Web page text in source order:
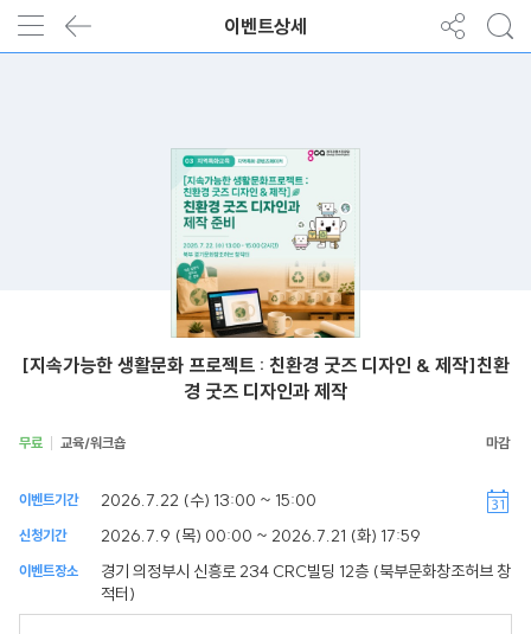
이벤트상세
[지속가능한 생활문화 프로젝트 : 친환경 굿즈 디자인 & 제작]친환
경 굿즈 디자인과 제작
무료 교육/워크숍
이벤트기간 2026.7.22 (수) 13:00 ~ 15:00
신청기간 2026.7.9 (목) 00:00 ~ 2026.7.21 (화) 17:59
이벤트장소
경기 의정부시 신흥로 234 CRC빌딩 12층 (북부문화창조허브 창
적터)